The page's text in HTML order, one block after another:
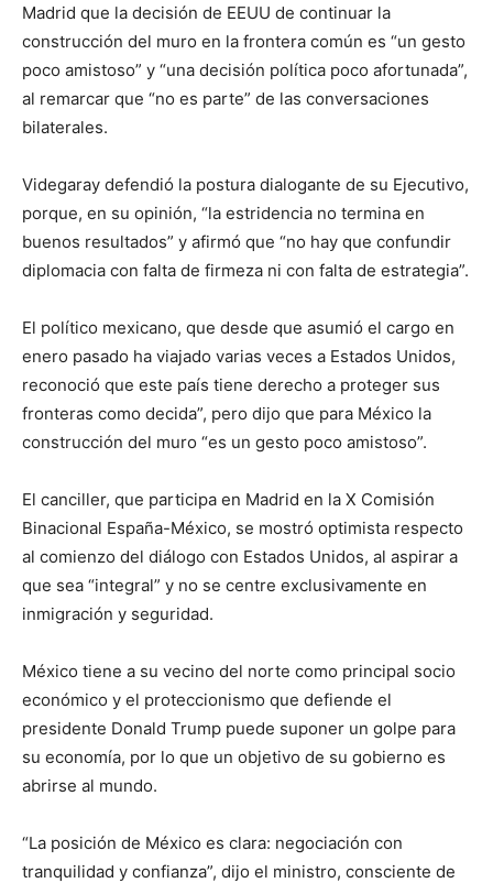
Madrid que la decisión de EEUU de continuar la
construcción del muro en la frontera común es “un gesto
poco amistoso” y “una decisión política poco afortunada”,
al remarcar que “no es parte” de las conversaciones
bilaterales.
Videgaray defendió la postura dialogante de su Ejecutivo,
porque, en su opinión, “la estridencia no termina en
buenos resultados” y afirmó que “no hay que confundir
diplomacia con falta de firmeza ni con falta de estrategia”.
El político mexicano, que desde que asumió el cargo en
enero pasado ha viajado varias veces a Estados Unidos,
reconoció que este país tiene derecho a proteger sus
fronteras como decida”, pero dijo que para México la
construcción del muro “es un gesto poco amistoso”.
El canciller, que participa en Madrid en la X Comisión
Binacional España-México, se mostró optimista respecto
al comienzo del diálogo con Estados Unidos, al aspirar a
que sea “integral” y no se centre exclusivamente en
inmigración y seguridad.
México tiene a su vecino del norte como principal socio
económico y el proteccionismo que defiende el
presidente Donald Trump puede suponer un golpe para
su economía, por lo que un objetivo de su gobierno es
abrirse al mundo.
“La posición de México es clara: negociación con
tranquilidad y confianza”, dijo el ministro, consciente de